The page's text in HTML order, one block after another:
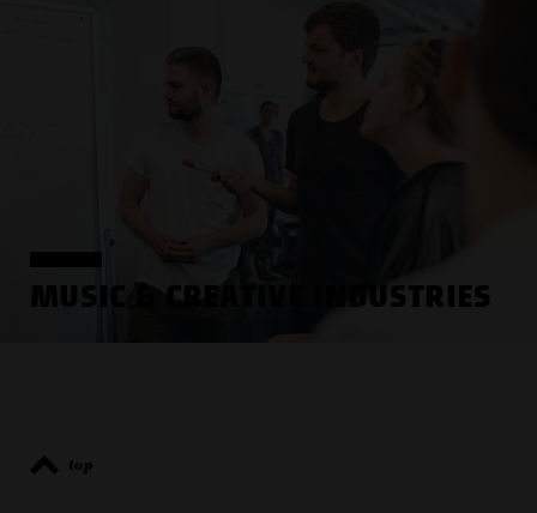
MUSIC & CREATIVE INDUSTRIES
top